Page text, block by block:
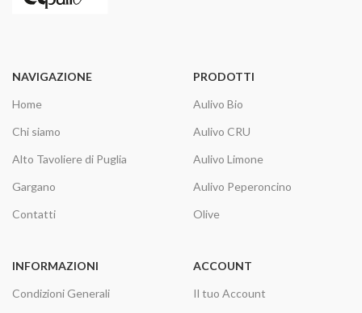
NAVIGAZIONE
Home
Chi siamo
Alto Tavoliere di Puglia
Gargano
Contatti
PRODOTTI
Aulivo Bio
Aulivo CRU
Aulivo Limone
Aulivo Peperoncino
Olive
INFORMAZIONI
Condizioni Generali
ACCOUNT
Il tuo Account